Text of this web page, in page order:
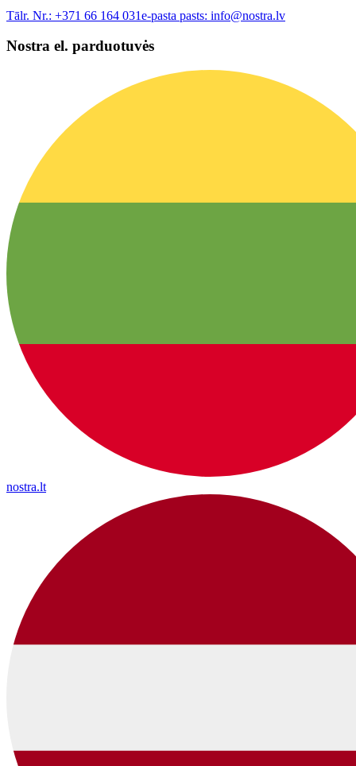
Tālr. Nr.: +371 66 164 031e-pasta pasts: info@nostra.lv
Nostra el. parduotuvės
nostra.lt